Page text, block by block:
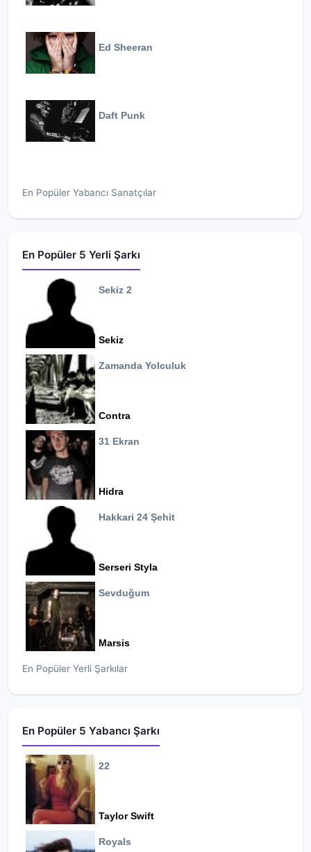
Ed Sheeran
Daft Punk
En Popüler Yabancı Sanatçılar
En Popüler 5 Yerli Şarkı
Sekiz 2
Sekiz
Zamanda Yolculuk
Contra
31 Ekran
Hidra
Hakkari 24 Şehit
Serseri Styla
Sevduğum
Marsis
En Popüler Yerli Şarkılar
En Popüler 5 Yabancı Şarkı
22
Taylor Swift
Royals